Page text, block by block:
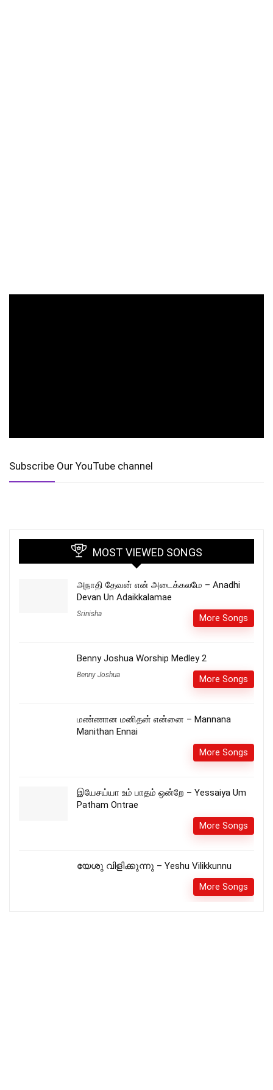
Subscribe Our YouTube channel
MOST VIEWED SONGS
அநாதி தேவன் என் அடைக்கலமே – Anadhi
Devan Un Adaikkalamae
Srinisha More Songs
Benny Joshua Worship Medley 2
Benny Joshua More Songs
மண்ணான மனிதன் என்னை – Mannana
Manithan Ennai
More Songs
இயேசய்யா உம் பாதம் ஒன்றே – Yessaiya Um
Patham Ontrae
More Songs
യേശു വിളിക്കുന്നു – Yeshu Vilikkunnu
More Songs